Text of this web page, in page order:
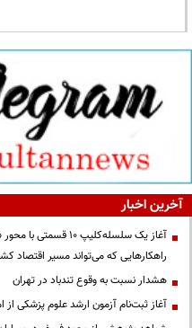
آخرین اخبار
آغاز یک سلسله‌کلیپ
راهکارهایی که می‌تواند مسیر اقتصاد
هشدار نسبت به وقوع تندباد در تهران
آغاز ثبت‌نام آزمون ارشد علوم پزشکی از